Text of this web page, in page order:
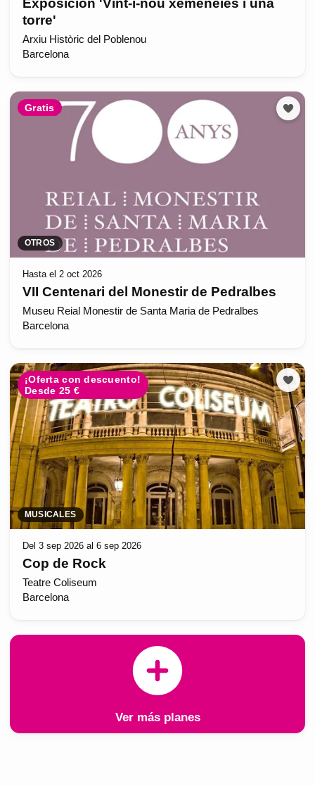
Exposición 'Vint-i-nou xemeneies i una
torre'
Arxiu Històric del Poblenou
Barcelona
Gratis
OTROS
Hasta el 2 oct 2026
VII Centenari del Monestir de Pedralbes
Museu Reial Monestir de Santa Maria de Pedralbes
Barcelona
¡Oferta con descuento!
Desde 25 €
MUSICALES
Del 3 sep 2026 al 6 sep 2026
Cop de Rock
Teatre Coliseum
Barcelona
Ver más planes